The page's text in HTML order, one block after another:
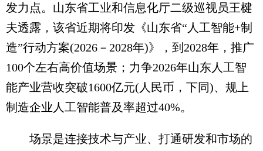
发力点。山东省工业和信息化厅二级巡视员王楗
夫透露，该省近期将印发《山东省“人工智能+制
造”行动方案(2026－2028年)》，到2028年，推广
100个左右高价值场景；力争2026年山东人工智
能产业营收突破1600亿元(人民币，下同)、规上
制造企业人工智能普及率超过40%。
场景是连接技术与产业、打通研发和市场的